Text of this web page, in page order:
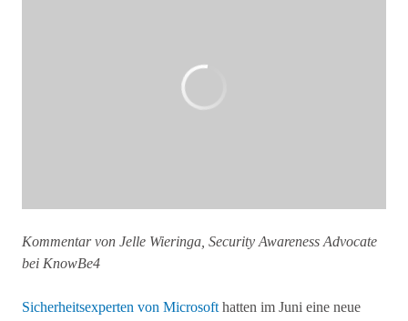
Kommentar von Jelle Wieringa, Security Awareness Advocate
bei KnowBe4
Sicherheitsexperten von Microsoft hatten im Juni eine neue